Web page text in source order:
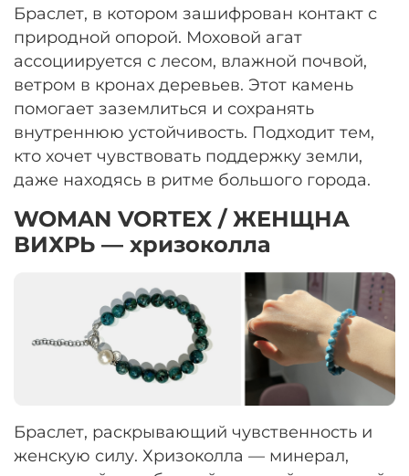
Браслет, в котором зашифрован контакт с
природной опорой. Моховой агат
ассоциируется с лесом, влажной почвой,
ветром в кронах деревьев. Этот камень
помогает заземлиться и сохранять
внутреннюю устойчивость. Подходит тем,
кто хочет чувствовать поддержку земли,
даже находясь в ритме большого города.
WOMAN VORTEX / ЖЕНЩНА
ВИХРЬ — хризоколла
Браслет, раскрывающий чувственность и
женскую силу. Хризоколла — минерал,